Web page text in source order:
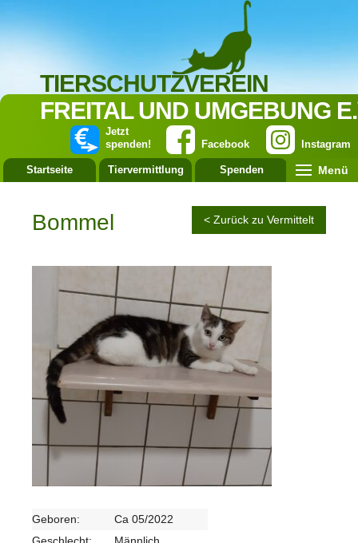
TIERSCHUTZVEREIN
FREITAL UND UMGEBUNG
Instagram
Facebook
Jetzt
spenden!
Startseite Tiervermittlung Spenden Menü
Bommel < Zurück zu Vermittelt
Geboren:
Ca 05/2022
Geschlecht:
Männlich